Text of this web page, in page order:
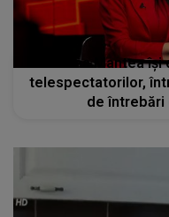
Andreea Mantea
telespectatorilor,
de întrebări